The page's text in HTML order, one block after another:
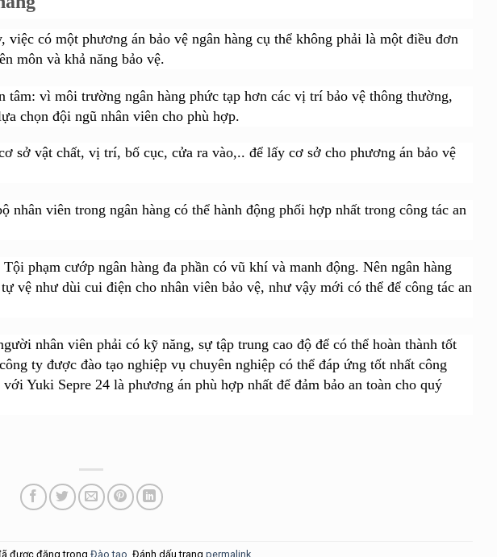
có một phương án bảo vệ ngân hàng cụ thể không phải là một điều đơn
môn và khả năng bảo vệ.
tâm: vì môi trường ngân hàng phức tạp hơn các vị trí bảo vệ thông thường,
chọn đội ngũ nhân viên cho phù hợp.
sở vật chất, vị trí, bố cục, cửa ra vào,.. để lấy cơ sở cho phương án bảo vệ
nhân viên trong ngân hàng có thể hành động phối hợp nhất trong công tác an
phạm cướp ngân hàng đa phần có vũ khí và manh động. Nên ngân hàng
vệ như dùi cui điện cho nhân viên bảo vệ, như vậy mới có thể để công tác an
nhân viên phải có kỹ năng, sự tập trung cao độ để có thể hoàn thành tốt
ty được đào tạo nghiệp vụ chuyên nghiệp có thể đáp ứng tốt nhất công
Yuki Sepre 24 là phương án phù hợp nhất để đảm bảo an toàn cho quý
được đăng trong Đào tạo . Đánh dấu trang permalink